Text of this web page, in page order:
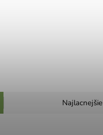
Najlacnejšie